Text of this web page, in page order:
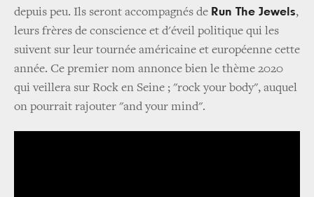
depuis peu. Ils seront accompagnés de Run The Jewels,
leurs frères de conscience et d'éveil politique qui les
suivent sur leur tournée américaine et européenne cette
année. Ce premier nom annonce bien le thème 2020
qui veillera sur Rock en Seine ; "rock your body", auquel
on pourrait rajouter "and your mind".